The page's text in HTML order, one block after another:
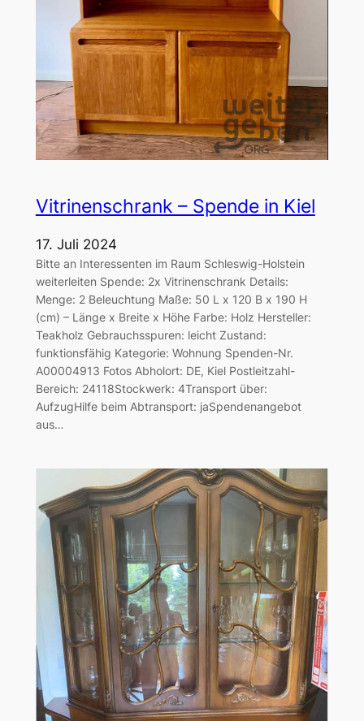
Vitrinenschrank – Spende in Kiel
17. Juli 2024
Bitte an Interessenten im Raum Schleswig-Holstein
weiterleiten Spende: 2x Vitrinenschrank Details:
Menge: 2 Beleuchtung Maße: 50 L x 120 B x 190 H
(cm) – Länge x Breite x Höhe Farbe: Holz Hersteller:
Teakholz Gebrauchsspuren: leicht Zustand:
funktionsfähig Kategorie: Wohnung Spenden-Nr.
A00004913 Fotos Abholort: DE, Kiel Postleitzahl-
Bereich: 24118Stockwerk: 4Transport über:
AufzugHilfe beim Abtransport: jaSpendenangebot
aus…